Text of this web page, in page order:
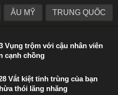
ÂU MỸ TRUNG QUỐC
TUẦN
Vụng trộm với cậu nhân viên
cạnh chồng
Vắt kiệt tinh trùng của bạn
thói lăng nhăng